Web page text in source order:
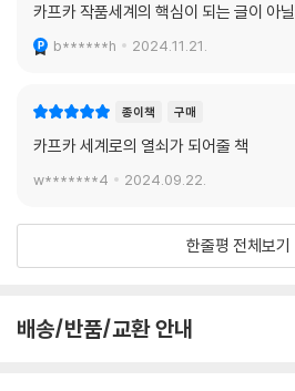
알력이 실제로는 극심하지 않았다’고 증언
아버지에 대한 애정 어린 표현에 주목해, 이
카프카 작품세계를 여는 열쇠이자
탁월한 상징과 비유를 만나는 또 한 권의 즐거
“한 사람은 각단의 높이가 낮은 다섯 단의
한 사람은 겨우 한 단에 불과하지만, 적어도
위대한 삶을 영위하다가 마감하겠죠. 하지
카프카 작품세계의 핵심이 되는 글이 아
b******h 2024.11.21.
종이책 구매
카프카 세계로의 열쇠가 되어줄 책
w*******4 2024.09.22.
한줄평 전체보기
배송/반품/교환 안내